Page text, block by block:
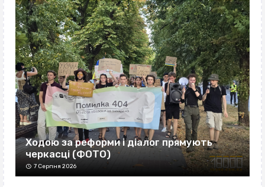
Ходою за реформи і діалог прямують
черкасці (ФОТО)
7 Серпня 2026